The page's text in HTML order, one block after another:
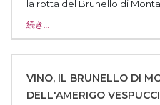
la rotta del Brunello di
続き…
VINO, IL BRUNELLO DI
DELL'AMERIGO